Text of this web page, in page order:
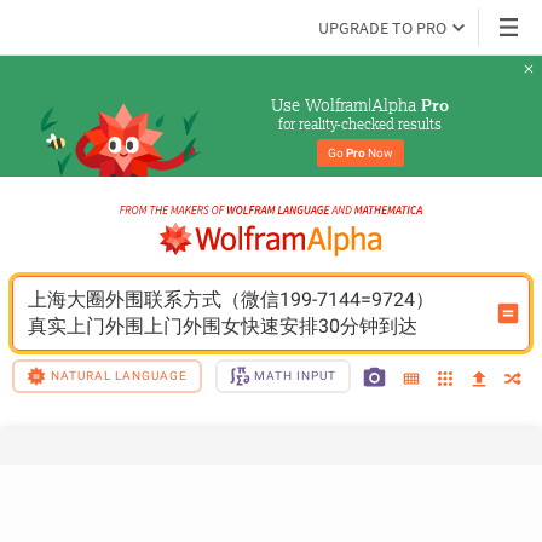
UPGRADE TO PRO
Use Wolfram|Alpha Pro
for reality-checked results
Go Pro Now
上海大圈外围联系方式（微信199-7144=9724）
真实上门外围上门外围女快速安排30分钟到达
NATURAL LANGUAGE MATH INPUT